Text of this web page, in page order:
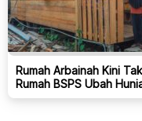
Rumah Arbainah Kini
Rumah BSPS Ubah